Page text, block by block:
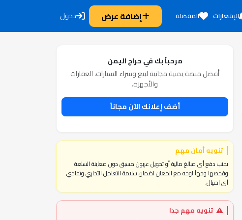
الإشعارات المفضلة إضافة عرض دخول
مرحباً بك في حراج اليمن
أفضل منصة يمنية مجانية لبيع وشراء السيارات، العقارات
والأجهزة.
أضف إعلانك الآن مجاناً
تنويه أمان مهم
تجنب دفع أي مبالغ مالية أو تحويل عربون مسبق دون معاينة السلعة
وفحصها وجهاً لوجه مع المعلن لضمان سلامة التعامل التجاري وتفادي
أي احتيال.
تنويه مهم جدا